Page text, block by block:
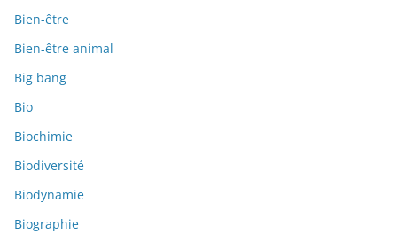
Bien-être
Bien-être animal
Big bang
Bio
Biochimie
Biodiversité
Biodynamie
Biographie